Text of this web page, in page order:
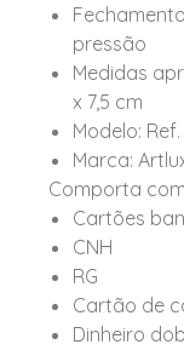
pressão
Medidas
x 7,5 cm
Modelo: Ref.
Marca:
Comporta
Cartões
CNH
RG
Cartão de
Dinheiro